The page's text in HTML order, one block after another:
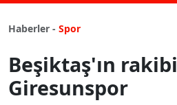
Haberler - Spor
Beşiktaş'ın rakibi
Giresunspor